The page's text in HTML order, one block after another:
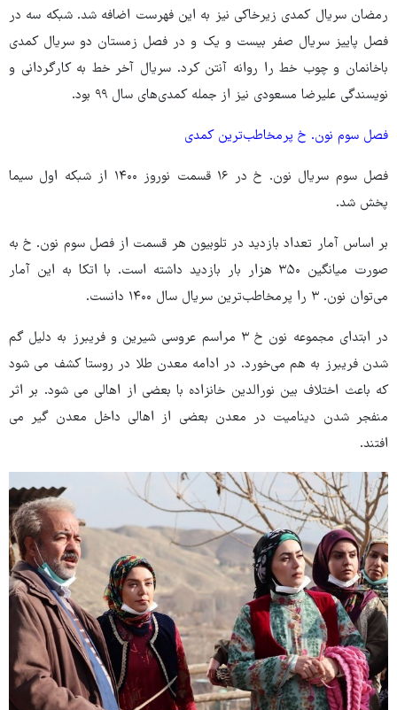
رمضان سریال کمدی زیرخاکی نیز به این فهرست اضافه شد. شبکه سه در
فصل پاییز سریال صفر بیست و یک و در فصل زمستان دو سریال کمدی
باخانمان و چوب خط را روانه آنتن کرد. سریال آخر خط به کارگردانی و
نویسندگی علیرضا مسعودی نیز از جمله کمدی‌های سال ۹۹ بود.
فصل سوم نون. خ پرمخاطب‌ترین کمدی
فصل سوم سریال نون. خ در ۱۶ قسمت نوروز ۱۴۰۰ از شبکه اول سیما
پخش شد.
بر اساس آمار تعداد بازدید در تلوبیون هر قسمت از فصل سوم نون. خ به
صورت میانگین ۳۵۰ هزار بار بازدید داشته است. با اتکا به این آمار
می‌توان نون. ۳ را پرمخاطب‌ترین سریال سال ۱۴۰۰ دانست.
در ابتدای مجموعه نون خ ۳ مراسم عروسی شیرین و فریبرز به دلیل گم
شدن فریبرز به هم می‌خورد. در ادامه معدن طلا در روستا کشف می شود
که باعث اختلاف بین نورالدین خانزاده با بعضی از اهالی می شود. بر اثر
منفجر شدن دینامیت در معدن بعضی از اهالی داخل معدن گیر می
افتند.